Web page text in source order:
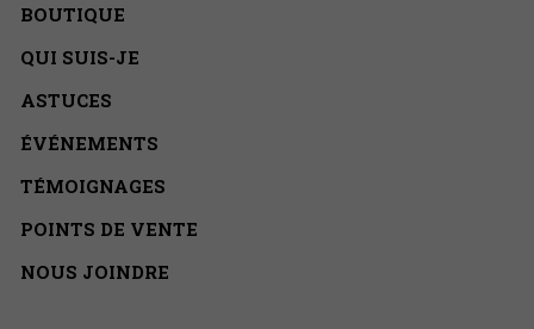
BOUTIQUE
QUI SUIS-JE
ASTUCES
ÉVÉNEMENTS
TÉMOIGNAGES
POINTS DE VENTE
NOUS JOINDRE